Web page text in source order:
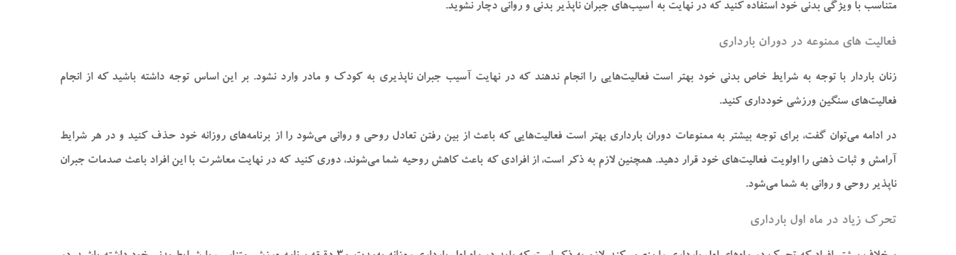
متناسب با ویژگی بدنی خود استفاده کنید که در نهایت به آسیب‌های جبران ناپذیر بدنی و روانی دچار نشوید.
فعالیت های ممنوعه در دوران بارداری
زنان باردار با توجه به شرایط خاص بدنی خود بهتر است فعالیت‌هایی را انجام ندهند که در نهایت آسیب جبران ناپذیری به کودک و مادر وارد نشود. بر این اساس توجه داشته باشید که از انجام
فعالیت‌های سنگین ورزشی خودداری کنید.
در ادامه می­‌توان گفت، برای توجه بیشتر به ممنوعات دوران بارداری بهتر است فعالیت‌هایی که باعث از بین رفتن تعادل روحی و روانی می‌شود را از برنامه‌های روزانه خود حذف کنید و در هر شرایط
آرامش و ثبات ذهنی را اولویت فعالیت‌های خود قرار دهید. همچنین لازم به ذکر است، از افرادی که باعث کاهش روحیه شما می‌شوند، دوری کنید که در نهایت معاشرت با این افراد باعث صدمات جبران
ناپذیر روحی و روانی به شما می‌شود.
تحرک زیاد در ماه اول بارداری